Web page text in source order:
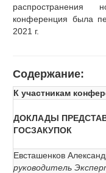
распространения
конференция была
2021 г.
Cодержание:
К участникам
ДОКЛАДЫ
ГОСЗАКУПОК
Евсташенков
руководитель